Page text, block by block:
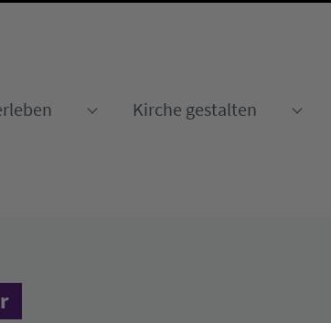
Kirche gestalten